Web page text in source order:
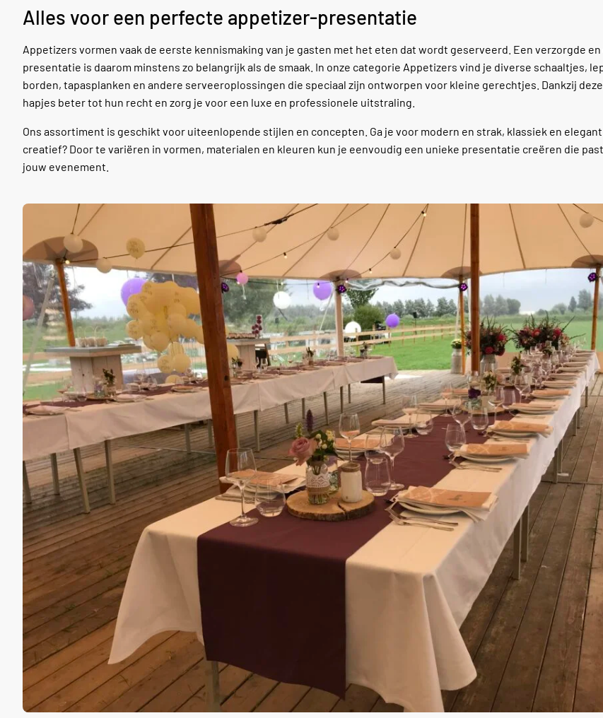
Alles voor een perfecte appetizer-presentatie
Appetizers vormen vaak de eerste kennismaking van je gasten met het eten dat wordt geserveerd. Een verzorgde
presentatie is daarom minstens zo belangrijk als de smaak. In onze categorie Appetizers vind je diverse schaaltjes,
borden, tapasplanken en andere serveeroplossingen die speciaal zijn ontworpen voor kleine gerechtjes. Dankzij
hapjes beter tot hun recht en zorg je voor een luxe en professionele uitstraling.
Ons assortiment is geschikt voor uiteenlopende stijlen en concepten. Ga je voor modern en strak, klassiek en
creatief? Door te variëren in vormen, materialen en kleuren kun je eenvoudig een unieke presentatie creëren die
jouw evenement.